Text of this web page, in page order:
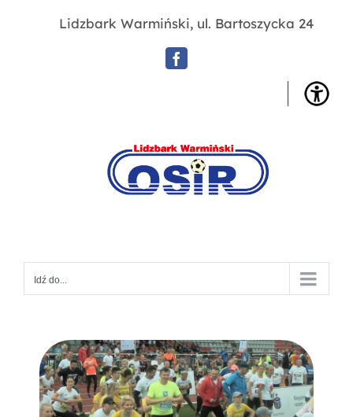
Lidzbark Warmiński, ul. Bartoszycka 24
Facebook
Idź do...